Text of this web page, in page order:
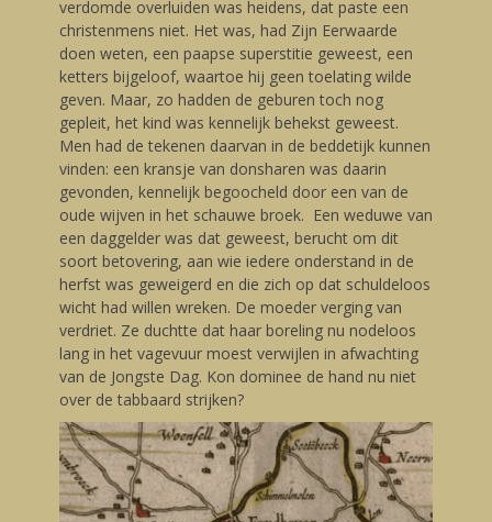
verdomde overluiden was heidens, dat paste een
christenmens niet. Het was, had Zijn Eerwaarde
doen weten, een paapse superstitie geweest, een
ketters bijgeloof, waartoe hij geen toelating wilde
geven. Maar, zo hadden de geburen toch nog
gepleit, het kind was kennelijk behekst geweest.
Men had de tekenen daarvan in de beddetijk kunnen
vinden: een kransje van donsharen was daarin
gevonden, kennelijk begoocheld door een van de
oude wijven in het schauwe broek. Een weduwe van
een daggelder was dat geweest, berucht om dit
soort betovering, aan wie iedere onderstand in de
herfst was geweigerd en die zich op dat schuldeloos
wicht had willen wreken. De moeder verging van
verdriet. Ze duchtte dat haar boreling nu nodeloos
lang in het vagevuur moest verwijlen in afwachting
van de Jongste Dag. Kon dominee de hand nu niet
over de tabbaard strijken?